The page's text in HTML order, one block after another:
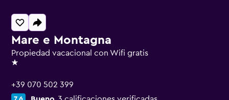
Mare e Montagna
Propiedad vacacional con Wifi gratis
1 estrella
+39 070 502 399